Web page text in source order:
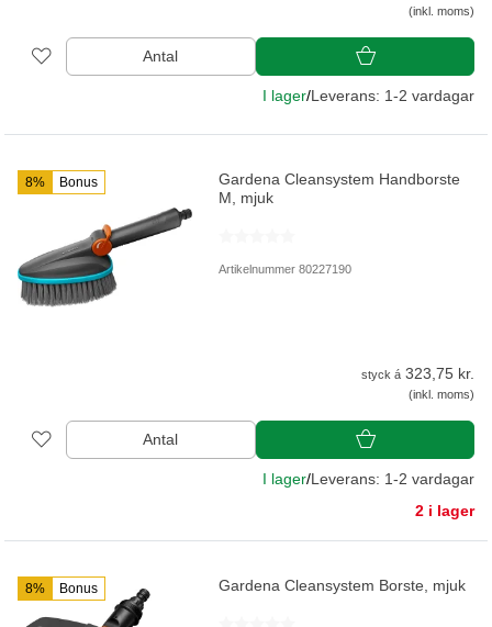
(inkl. moms)
Antal
I lager/Leverans: 1-2 vardagar
8% Bonus
Gardena Cleansystem Handborste
M, mjuk
Artikelnummer 80227190
styck á 323,75 kr.
(inkl. moms)
Antal
I lager/Leverans: 1-2 vardagar
2 i lager
8% Bonus Gardena Cleansystem Borste, mjuk